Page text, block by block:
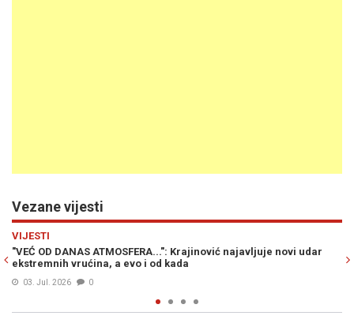
Vezane vijesti
udar
VIJESTI
NAKON TOPLOTNOG VALA STIGLO OSJETNO OSVJEŽENJE:
Meteorolog Bakir Krajinović otkriva kakvo nas vrijeme
02. Jul. 2026